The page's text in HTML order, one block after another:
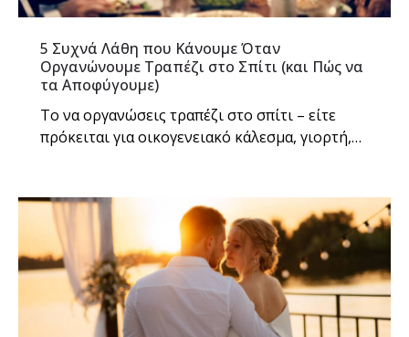
5 Συχνά Λάθη που Κάνουμε Όταν
Οργανώνουμε Τραπέζι στο Σπίτι (και Πώς να
τα Αποφύγουμε)
Το να οργανώσεις τραπέζι στο σπίτι – είτε
πρόκειται για οικογενειακό κάλεσμα, γιορτή,…